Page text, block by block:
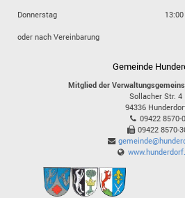
Donnerstag
oder nach Vereinbarung
Gemeinde
Mitglied der
Sollacher Str. 4
94336
09422 8570-0
09422 8570-